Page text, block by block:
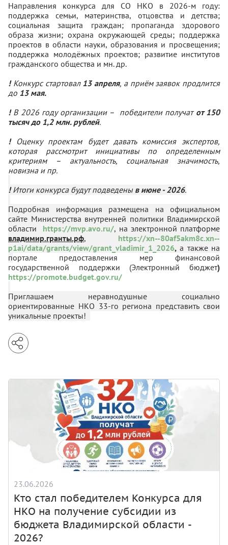
Направления конкурса для СО НКО в 2026-м году:
поддержка семьи, материнства, отцовства и детства;
социальная защита граждан; пропаганда здорового
образа жизни; охрана окружающей среды; поддержка
проектов в области науки, образования и просвещения;
поддержка молодёжных проектов; развитие институтов
гражданского общества и мн. др.
! Конкурс стартовал 13 апреля, а приём заявок продлится
до 13 мая.
! В 2026 году организации – победители получат от 150
тысяч до 1,2 млн. рублей.
! Оценку проектам будет давать комиссия экспертов,
которая рассмотрит инициативы по определенным
критериям – актуальность, социальная значимость,
новизна и пр.
!Итоги конкурса будут подведены в июне - 2026.
Подробная информация размещена на официальном
сайте Министерства внутренней политики Владимирской
области https://mvp.avo.ru/, на электронной платформе
владимир.гранты.рф, https://xn--80af5akm8c.xn--
p1ai/data/grants/view/grant_vladimir_1_2026, а также на
портале предоставления мер финансовой
государственной поддержки (Электронный бюджет)
https://promote.budget.gov.ru/
Приглашаем неравнодушные социально
ориентированные НКО 33-го региона представить свои
уникальные проекты!
23.06.2026
Кто стал победителем Конкурса для
НКО на получение субсидии из
бюджета Владимирской области -
2026?